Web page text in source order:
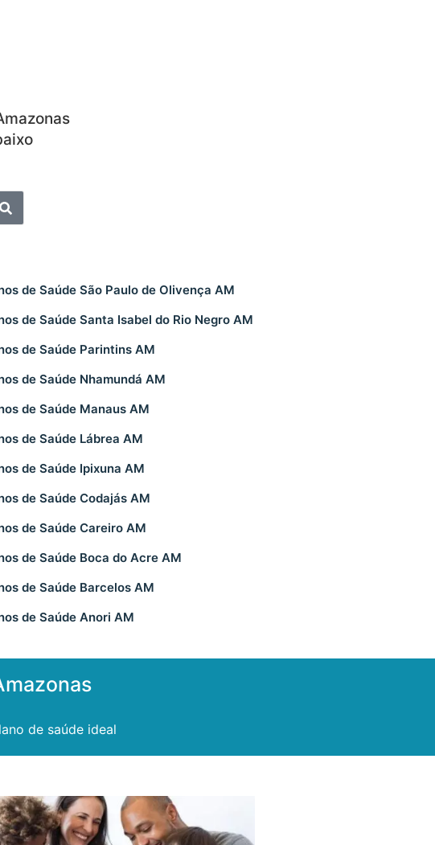
de Saúde São Paulo de Olivença AM
de Saúde Santa Isabel do Rio Negro AM
de Saúde Parintins AM
de Saúde Nhamundá AM
de Saúde Manaus AM
de Saúde Lábrea AM
de Saúde Ipixuna AM
de Saúde Codajás AM
de Saúde Careiro AM
de Saúde Boca do Acre AM
de Saúde Barcelos AM
de Saúde Anori AM
de saúde ideal